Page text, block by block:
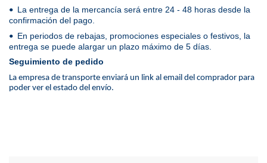
• La entrega de la mercancía será entre 24 - 48 horas desde la
confirmación del pago.
• En periodos de rebajas, promociones especiales o festivos, la
entrega se puede alargar un plazo máximo de 5 días.
Seguimiento de pedido
La empresa de transporte enviará un link al email del comprador para
poder ver el estado del envío.